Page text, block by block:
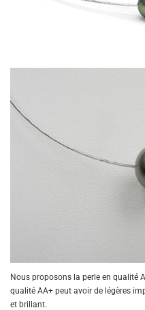
Nous proposons la perle en qualité
qualité AA+ peut avoir de légères
et brillant.